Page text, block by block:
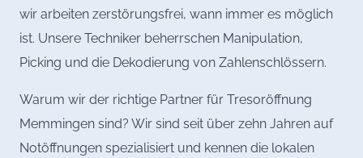
wir arbeiten zerstörungsfrei, wann immer es möglich
ist. Unsere Techniker beherrschen Manipulation,
Picking und die Dekodierung von Zahlenschlössern.
Warum wir der richtige Partner für Tresoröffnung
Memmingen sind? Wir sind seit über zehn Jahren auf
Notöffnungen spezialisiert und kennen die lokalen